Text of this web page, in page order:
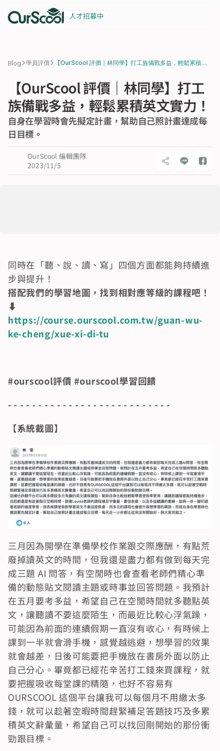
人才招募中
Blog>學員評價>
【OurScool 評價｜林同學】打工族備戰多益，輕鬆累積英
【OurScool 評價｜林同學】打工
族備戰多益，輕鬆累積英文實力！
自身在學習時會先擬定計畫，幫助自己照計畫達成每
日目標。
OurScool 編輯團隊
2023/11/5
同時在「聽、說、讀、寫」四個方面都能夠持續進
步與提升！
搭配我們的學習地圖，找到相對應等級的課程吧！
⬇️
https://course.ourscool.com.tw/guan-wu-
ke-cheng/xue-xi-di-tu
#ourscool評價 #ourscool學習回饋
- - - - - - - - - - - - - - - - - - - - - - - - - - -
【系統截圖】
三月因為開學在準備學校作業跟交際應酬，有點荒
廢掉讀英文的時間，但我還是盡力都有做到每天完
成三題 AI 問答，有空閒時也會查看老師們精心準
備的動態貼文閱讀主題或時事並回答問題。我預計
在五月要考多益，希望自己在空閒時間就多聽點英
文，讓聽讀不要這麼陌生，而最近比較心浮氣躁，
可能因為前面的連續假期一直沒有收心，有時候上
課到一半就會滑手機，感覺越逃避，想學習的效果
就會越差，日後可能要把手機放在書房外面以防止
自己分心。畢竟都已經花辛苦打工錢來買課程，就
要把握吸收每堂課的精隨，也好不容易有
OURSCOOL 這個平台讓我可以每個月不用繳太多
錢，就可以趁著空暇時間趕緊補足答題技巧及多累
積英文辭彙量，希望自己可以找回剛開始的那份衝
勁跟目標。